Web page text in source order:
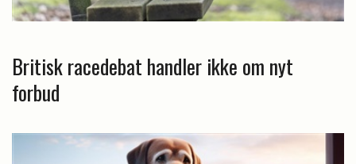
Britisk racedebat handler ikke om nyt
forbud